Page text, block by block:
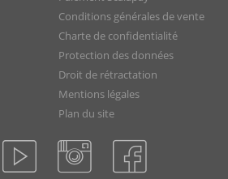
Conditions générales de vente
Charte de confidentialité
Protection des données
Droit de rétractation
Mentions légales
Plan du site